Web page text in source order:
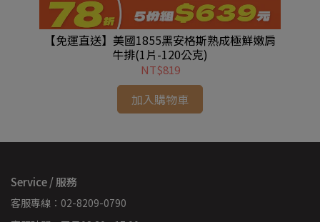
【免運直送】美國1855黑安格斯熟成極鮮嫩肩
牛排(1片-120公克)
NT$819
加入購物車
Service / 服務
客服專線：02-8209-0790